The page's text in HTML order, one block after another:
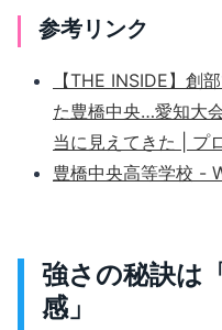
参考リンク
【THE INSIDE】創
た豊橋中央…愛知大
当に見えてきた | プ
豊橋中央高等学校 -
強さの秘訣は
感」